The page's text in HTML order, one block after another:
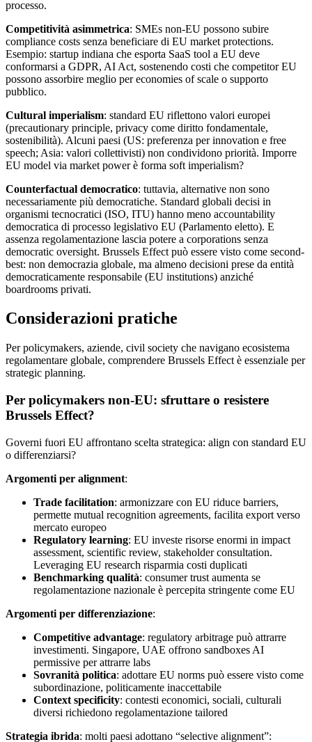
processo.
Competitività asimmetrica: SMEs non-EU possono subire
compliance costs senza beneficiare di EU market protections.
Esempio: startup indiana che esporta SaaS tool a EU deve
conformarsi a GDPR, AI Act, sostenendo costi che competitor EU
possono assorbire meglio per economies of scale o supporto
pubblico.
Cultural imperialism: standard EU riflettono valori europei
(precautionary principle, privacy come diritto fondamentale,
sostenibilità). Alcuni paesi (US: preferenza per innovation e free
speech; Asia: valori collettivisti) non condividono priorità. Imporre
EU model via market power è forma soft imperialism?
Counterfactual democratico: tuttavia, alternative non sono
necessariamente più democratiche. Standard globali decisi in
organismi tecnocratici (ISO, ITU) hanno meno accountability
democratica di processo legislativo EU (Parlamento eletto). E
assenza regolamentazione lascia potere a corporations senza
democratic oversight. Brussels Effect può essere visto come second-
best: non democrazia globale, ma almeno decisioni prese da entità
democraticamente responsabile (EU institutions) anziché
boardrooms privati.
Considerazioni pratiche
Per policymakers, aziende, civil society che navigano ecosistema
regolamentare globale, comprendere Brussels Effect è essenziale per
strategic planning.
Per policymakers non-EU: sfruttare o resistere
Brussels Effect?
Governi fuori EU affrontano scelta strategica: align con standard EU
o differenziarsi?
Argomenti per alignment:
Trade facilitation: armonizzare con EU riduce barriers,
permette mutual recognition agreements, facilita export verso
mercato europeo
Regulatory learning: EU investe risorse enormi in impact
assessment, scientific review, stakeholder consultation.
Leveraging EU research risparmia costi duplicati
Benchmarking qualità: consumer trust aumenta se
regolamentazione nazionale è percepita stringente come EU
Argomenti per differenziazione:
Competitive advantage: regulatory arbitrage può attrarre
investimenti. Singapore, UAE offrono sandboxes AI
permissive per attrarre labs
Sovranità politica: adottare EU norms può essere visto come
subordinazione, politicamente inaccettabile
Context specificity: contesti economici, sociali, culturali
diversi richiedono regolamentazione tailored
Strategia ibrida: molti paesi adottano “selective alignment”: